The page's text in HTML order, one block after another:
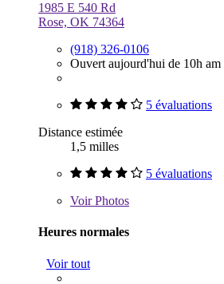
1985 E 540 Rd
Rose, OK 74364
(918) 326-0106
Ouvert aujourd'hui de 10h am
5 évaluations
Distance estimée
1,5 milles
5 évaluations
VoirPhotos
Heures normales
Voir tout